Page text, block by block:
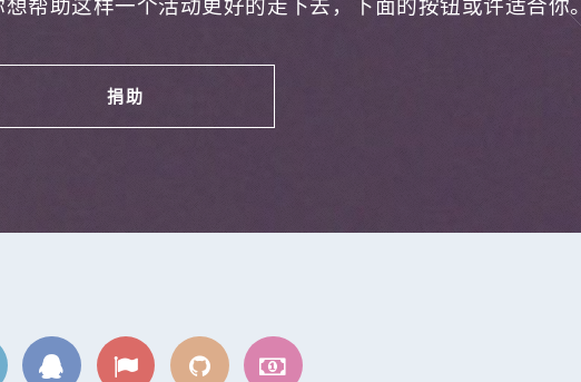
帮助这样一个活动更好的走下去，下面的按钮或许适合你。
捐助